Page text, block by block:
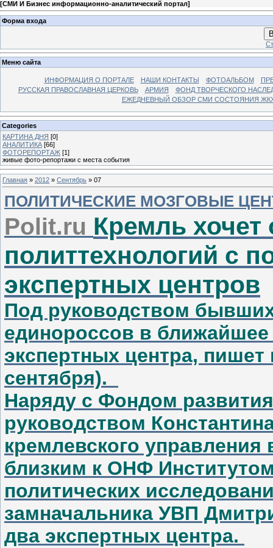
[СМИ И Бизнес информационно-аналитический портал]
Форма входа
Меню сайта
ИНФОРМАЦИЯ О ПОРТАЛЕ НАШИ КОНТАКТЫ ФОТОАЛЬБОМ
РУССКАЯ ПРАВОСЛАВНАЯ ЦЕРКОВЬ
АРМИЯ
ФОНД ТВОРЧЕСКОГО
ЕЖЕДНЕВНЫЙ ОБЗОР СМИ СОСТОЯНИЯ
Categories
КАРТИНА ДНЯ [0]
АНАЛИТИКА [66]
ФОТОРЕПОРТАЖ [1]
живые фото-репортажи с места события
Главная » 2012 » Сентябрь » 07
ПОЛИТИЧЕСКИЕ МОЗГОВЫЕ
Polit.ru Кремль хочет
политтехнологий с
экспертных центров
Под руководством
единороссов в
экспертных центра,
сентября).
Наряду с Фондом
руководством
кремлевского управления
близким к ОНФ
политических
замначальника УВП
два экспертных центра.